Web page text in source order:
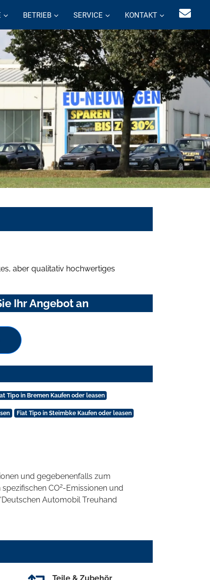
BETRIEB SERVICE KONTAKT
aber qualitativ hochwertiges
Ihr Angebot an
Tipo in Bremen Kaufen oder leasen
Fiat Tipo in Steimbke Kaufen oder leasen
und gegebenenfalls zum
CO2-Emissionen und
Automobil Treuhand
Teile & Zubehör